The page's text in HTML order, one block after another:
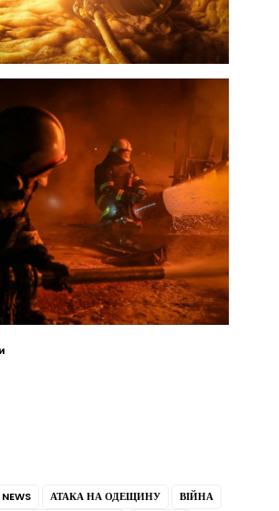
АТАКА НА ОДЕЩИНУ ВІЙНА